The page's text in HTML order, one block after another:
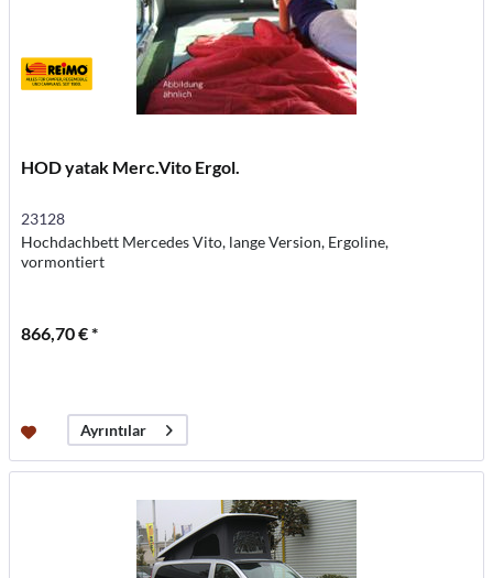
HOD yatak Merc.Vito Ergol.
23128
Hochdachbett Mercedes Vito, lange Version, Ergoline,
vormontiert
866,70 € *
Ayrıntılar